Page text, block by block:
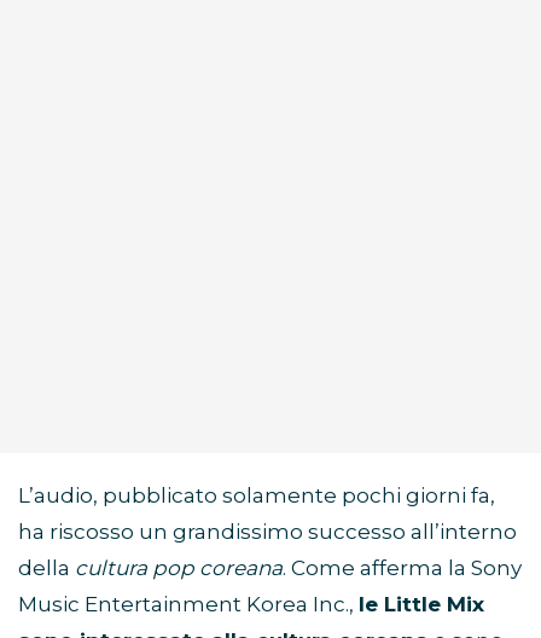
L’audio, pubblicato solamente pochi giorni fa,
ha riscosso un grandissimo successo all’interno
della cultura pop coreana. Come afferma la Sony
Music Entertainment Korea Inc., le Little Mix